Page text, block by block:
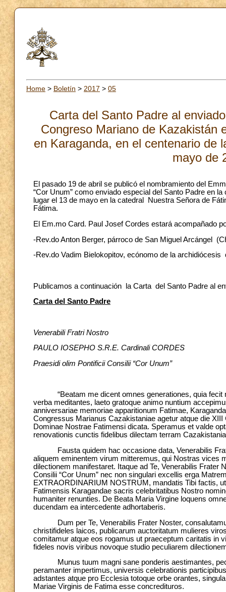
Home > Boletín > 2017 > 05
Carta del Santo Padre al
Congreso Mariano de Kazakistán
en Karaganda, en el centenario de
mayo de
El pasado 19 de abril se publicó el nombramiento del
“Cor Unum” como enviado especial del Santo Padre en
lugar el 13 de mayo en la catedral Nuestra Señora de
Fátima.
El Em.mo Card. Paul Josef Cordes estará acompañado
-Rev.do Anton Berger, párroco de San Miguel Arcángel
-Rev.do Vadim Bielokopitov, ecónomo de la archidiócesis
Publicamos a continuación la Carta del Santo Padre al
Carta del Santo Padre
Venerabili Fratri Nostro
PAULO IOSEPHO S.R.E. Cardinali CORDES
Praesidi olim Pontificii Consilii “Cor Unum”
“Beatam me dicent omnes generationes, quia fecit
verba meditantes, laeto gratoque animo nuntium
anniversariae memoriae apparitionum Fatimae,
Congressus Marianus Cazakistaniae agetur atque die
Dominae Nostrae Fatimensi dicata. Speramus et valde
renovationis cunctis fidelibus dilectam terram
Fausta quidem hac occasione data, Venerabilis
aliquem eminentem virum mitteremus, qui Nostras vices
dilectionem manifestaret. Itaque ad Te, Venerabilis
Consilii “Cor Unum” nec non singulari excellis erga
EXTRAORDINARIUM NOSTRUM, mandatis Tibi factis,
Fatimensis Karagandae sacris celebritatibus Nostro
humaniter renunties. De Beata Maria Virgine loquens
ducendam ea intercedente adhortaberis.
Dum per Te, Venerabilis Frater Noster,
christifideles laicos, publicarum auctoritatum mulieres
comitamur atque eos rogamus ut praeceptum caritatis in
fideles novis viribus novoque studio peculiarem
Munus tuum magni sane ponderis aestimantes,
peramanter impertimus, universis celebrationis
adstantes atque pro Ecclesia totoque orbe orantes,
Mariae Virginis de Fatima esse concredituros.